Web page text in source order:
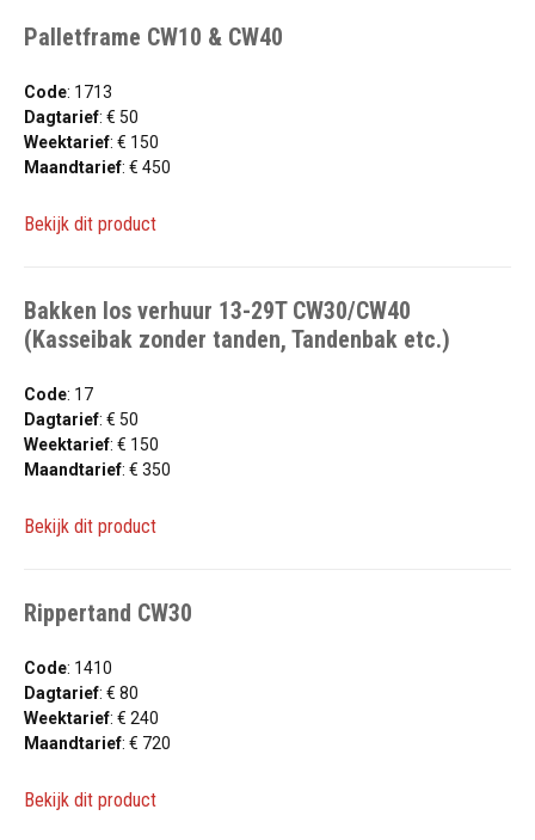
Palletframe CW10 & CW40
Code: 1713
Dagtarief: € 50
Weektarief: € 150
Maandtarief: € 450
Bekijk dit product
Bakken los verhuur 13-29T CW30/CW40
(Kasseibak zonder tanden, Tandenbak etc.)
Code: 17
Dagtarief: € 50
Weektarief: € 150
Maandtarief: € 350
Bekijk dit product
Rippertand CW30
Code: 1410
Dagtarief: € 80
Weektarief: € 240
Maandtarief: € 720
Bekijk dit product